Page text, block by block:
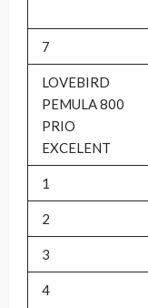
7
LOVEBIRD
PEMULA 800
PRIO
EXCELENT
1
2
3
4